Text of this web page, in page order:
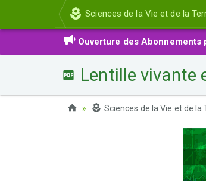
Sciences de la Vie et de la
Ouverture des
Lentille vivante
Sciences de la Vie et de la